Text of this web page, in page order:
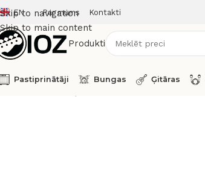
Skip to navigation
Skip to main content
EN Par mums Kontakti
Produkti
Pastiprinātāji Bungas Ģitāras